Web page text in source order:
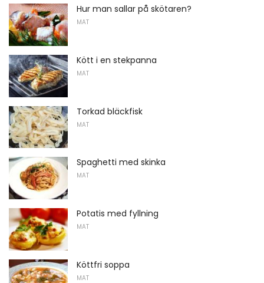
Hur man sallar på skötaren?
MAT
Kött i en stekpanna
MAT
Torkad bläckfisk
MAT
Spaghetti med skinka
MAT
Potatis med fyllning
MAT
Köttfri soppa
MAT